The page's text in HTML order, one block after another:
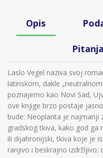
Opis
Laslo Vegel naziva svoj
latinskom, dakle
poznajemo kao Novi Sad,
ove knjige brzo postaje
bude: Neoplanta je najmanji
gradskog tkiva, kako god ga
ili dijahronijski, tkiva koje je
ranjivo i beskrajno izdržljivo;